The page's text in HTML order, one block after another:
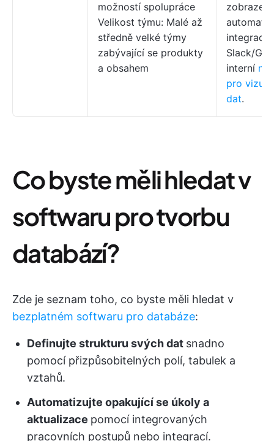
možností spolupráce
Velikost týmu: Malé až
středně velké týmy
zabývající se produkty
a obsahem
zobrazení,
integrace
Slack/
interní
pro
dat.
Co byste měli hledat v
softwaru pro tvorbu
databází?
Zde je seznam toho, co byste měli hledat v
bezplatném softwaru pro databáze:
Definujte strukturu svých dat snadno
pomocí přizpůsobitelných polí, tabulek a
vztahů.
Automatizujte opakující se úkoly a
aktualizace pomocí integrovaných
pracovních postupů nebo integrací.